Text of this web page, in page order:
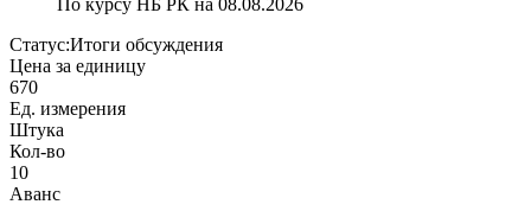
По курсу НБ РК на 08.08.2026
Статус:Итоги обсуждения
Цена за единицу
670
Ед. измерения
Штука
Кол-во
10
Аванс